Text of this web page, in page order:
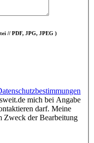
// PDF, JPG, JPEG )
mich bei Angabe
darf. Meine
Zweck der Bearbeitung